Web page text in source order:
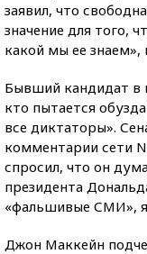
заявил, что
значение для того,
какой мы ее знаем»,
Бывший кандидат в
кто пытается
все диктаторы».
комментарии сети
спросил, что он
президента
«фальшивые СМИ»,
Джон Маккейн